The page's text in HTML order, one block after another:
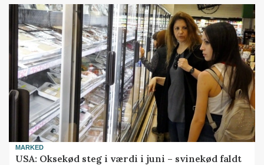
MARKED
USA: Oksekød steg i værdi i juni – svinekød faldt